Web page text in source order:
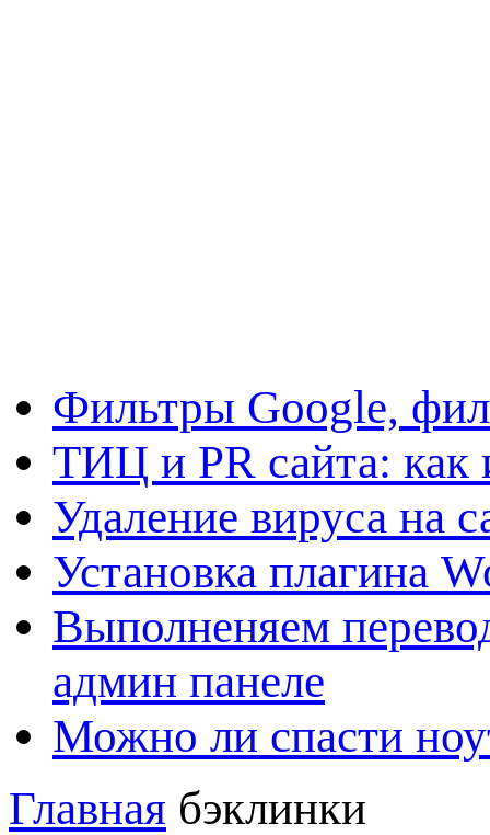
Фильтры Google,
ТИЦ и PR сайта: как
Удаление вируса на
Установка плагина
Выполненяем
админ панеле
Можно ли спасти
Главная бэклинки